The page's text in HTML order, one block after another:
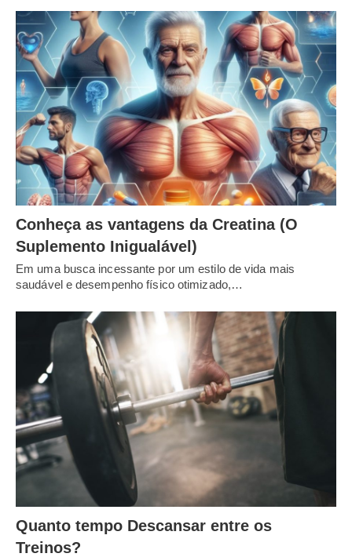
Conheça as vantagens da Creatina (O
Suplemento Inigualável)
Em uma busca incessante por um estilo de vida mais
saudável e desempenho físico otimizado,…
Quanto tempo Descansar entre os
Treinos?